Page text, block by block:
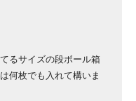
るサイズの段ボール箱
何枚でも入れて構いま